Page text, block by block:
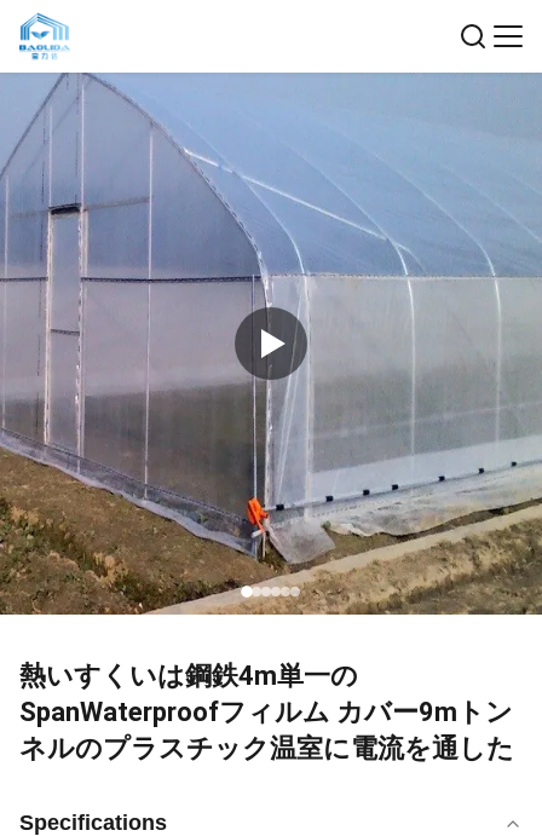
熱いすくいは鋼鉄4m単一の
SpanWaterproofフィルム カバー9mトン
ネルのプラスチック温室に電流を通した
Specifications